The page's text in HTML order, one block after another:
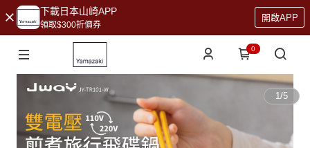
下載日本山崎APP
領取$300折價券
開啟APP
0
1/5